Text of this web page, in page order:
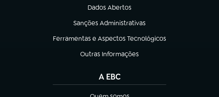
Dados Abertos
(abre em nova aba)
Sanções Administrativas
(abre em nova aba)
Ferramentas e Aspectos Tecnológicos
(abre em nova aba)
Outras Informações
(abre em nova aba)
A EBC